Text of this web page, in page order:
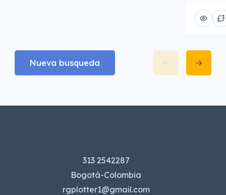
Nueva busqueda
313 2542287
Bogotá-Colombia
rgplotter1@gmail.com